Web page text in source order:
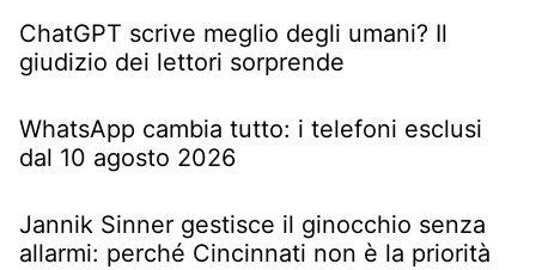
ChatGPT scrive meglio degli umani? Il
giudizio dei lettori sorprende
WhatsApp cambia tutto: i telefoni esclusi
dal 10 agosto 2026
Jannik Sinner gestisce il ginocchio senza
allarmi: perché Cincinnati non è la priorità